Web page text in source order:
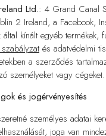
Ltd.: 4 Grand Canal
2 Ireland, a Facebook,
által kínált egyéb termékek,
és adatvédelmi
a szerződés
személyeket vagy cégeket.
és jogérvényesítés
személyes adatai
joga van